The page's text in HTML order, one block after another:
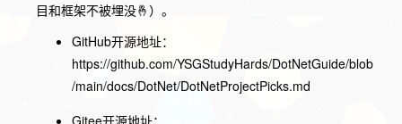
目和框架不被埋没🤞）。
GitHub开源地址：
https://github.com/YSGStudyHards/DotNetGuide/blob
/main/docs/DotNet/DotNetProjectPicks.md